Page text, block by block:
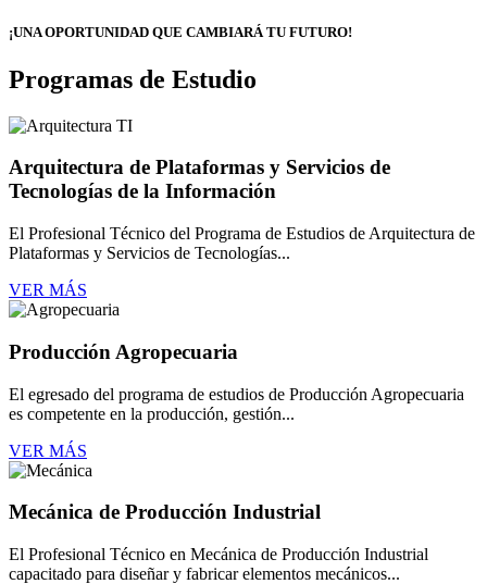
¡UNA OPORTUNIDAD QUE CAMBIARÁ TU FUTURO!
Programas de Estudio
Arquitectura de Plataformas y Servicios de
Tecnologías de la Información
El Profesional Técnico del Programa de Estudios de Arquitectura de
Plataformas y Servicios de Tecnologías...
VER MÁS
Producción Agropecuaria
El egresado del programa de estudios de Producción Agropecuaria
es competente en la producción, gestión...
VER MÁS
Mecánica de Producción Industrial
El Profesional Técnico en Mecánica de Producción Industrial
capacitado para diseñar y fabricar elementos mecánicos...